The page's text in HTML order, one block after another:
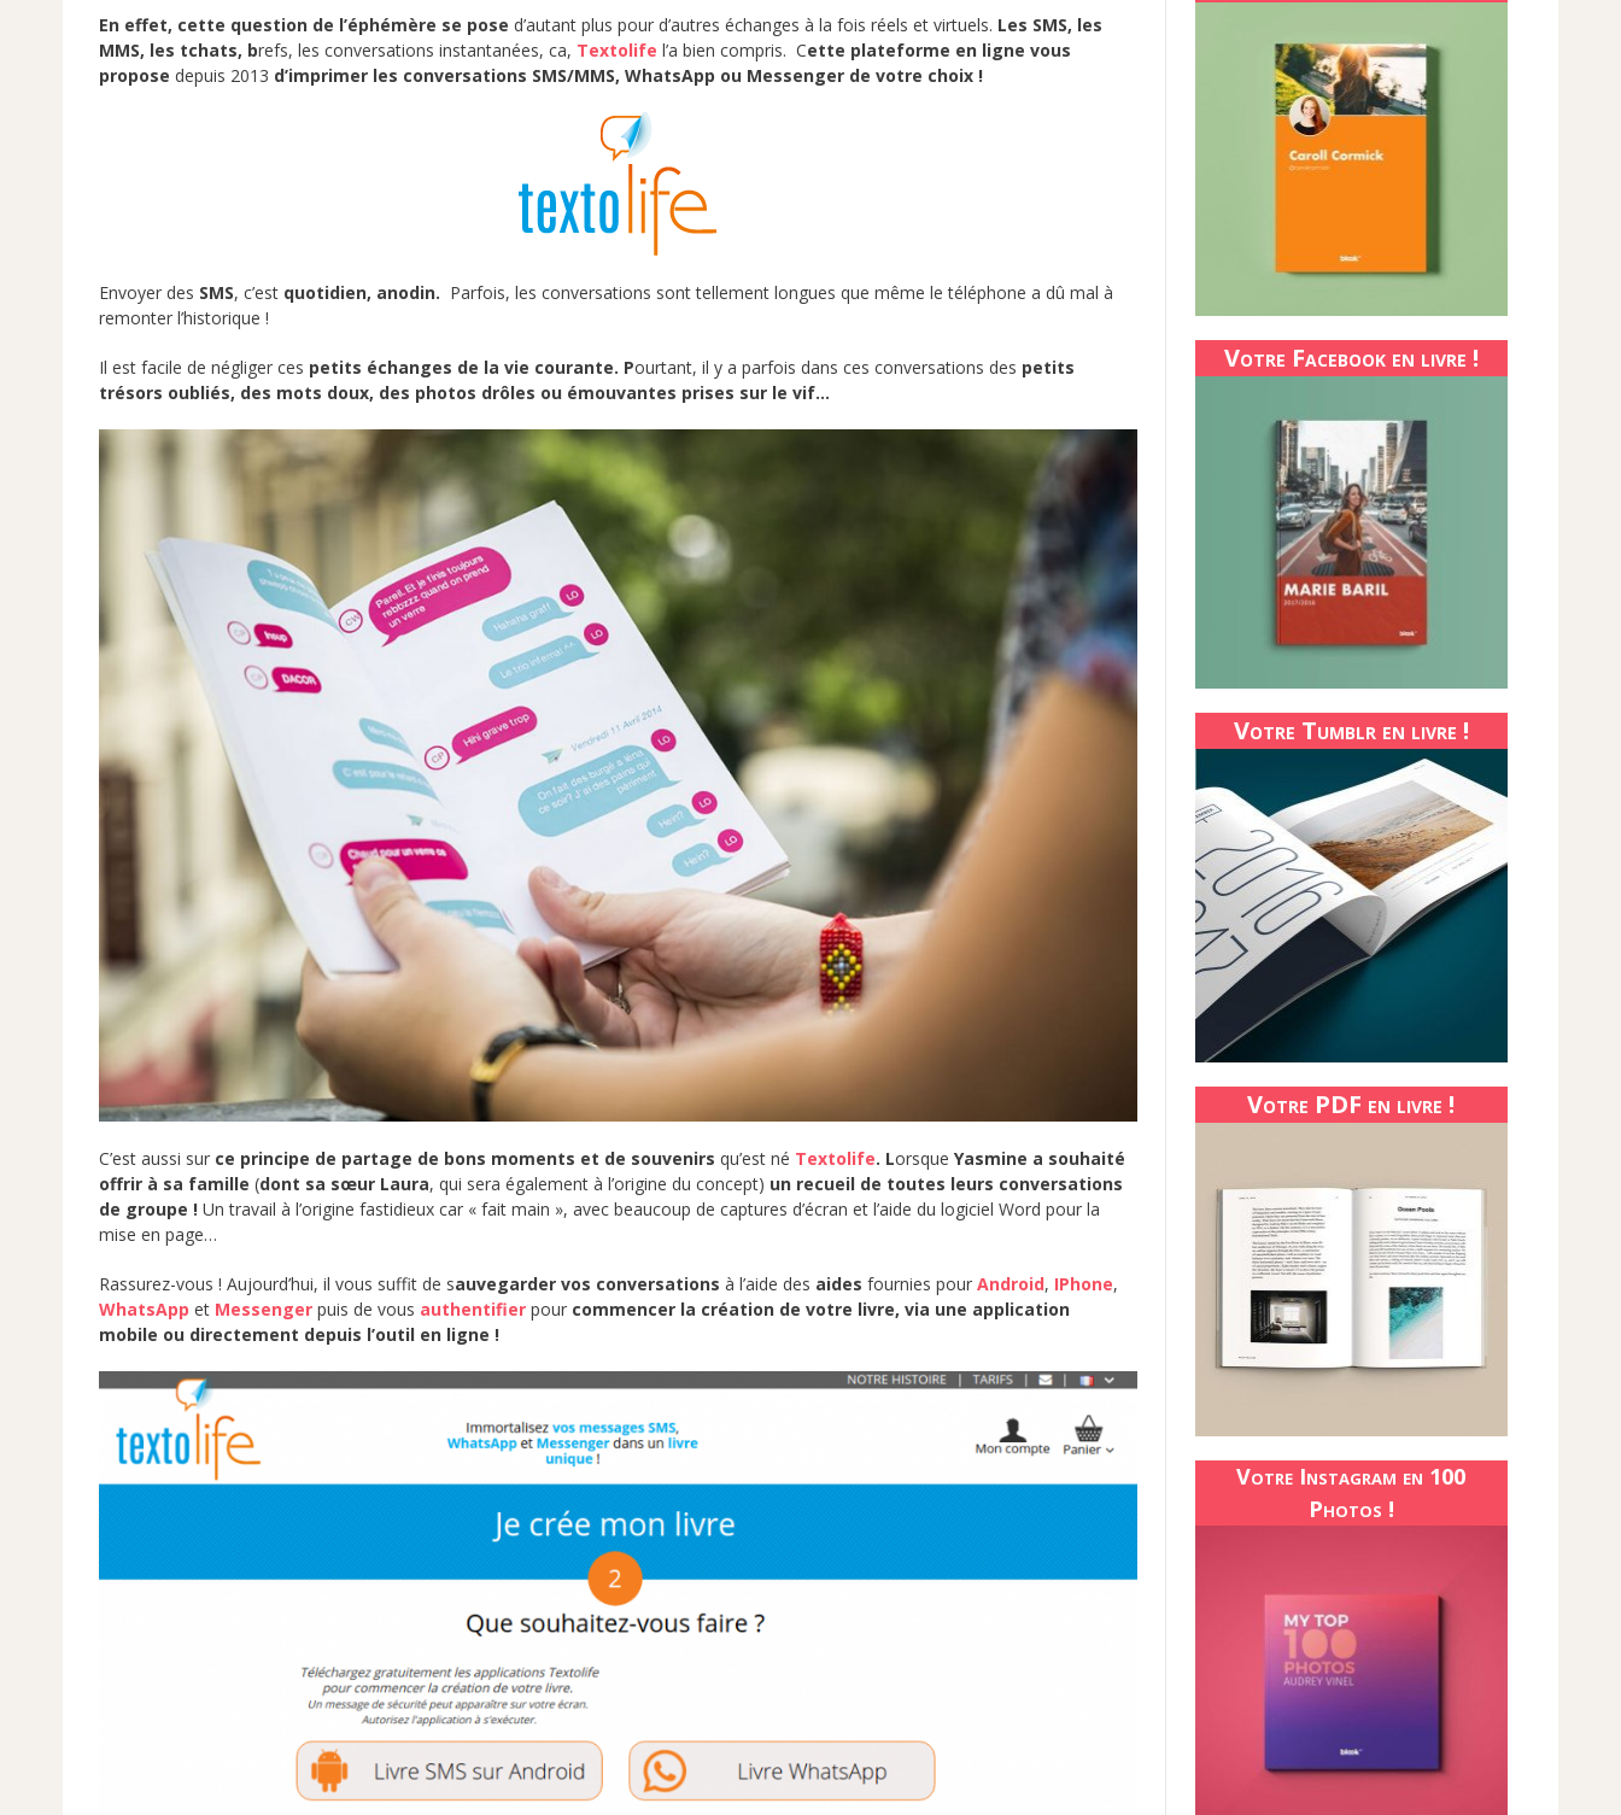
En effet, cette question de l’éphémère se pose d’autant plus pour d’autres échanges à la fois réels et virtuels. Les SMS, les
MMS, les tchats, brefs, les conversations instantanées, ca, Textolife l’a bien compris. Cette plateforme en ligne vous
propose depuis 2013 d’imprimer les conversations SMS/MMS, WhatsApp ou Messenger de votre choix !
Envoyer des SMS, c’est quotidien, anodin. Parfois, les conversations sont tellement longues que même le téléphone a dû mal à
remonter l’historique !
Il est facile de négliger ces petits échanges de la vie courante. Pourtant, il y a parfois dans ces conversations des petits
trésors oubliés, des mots doux, des photos drôles ou émouvantes prises sur le vif…
C’est aussi sur ce principe de partage de bons moments et de souvenirs qu’est né Textolife. Lorsque Yasmine a souhaité
offrir à sa famille (dont sa sœur Laura, qui sera également à l’origine du concept) un recueil de toutes leurs conversations
de groupe ! Un travail à l’origine fastidieux car « fait main », avec beaucoup de captures d’écran et l’aide du logiciel Word pour la
mise en page…
Rassurez-vous ! Aujourd’hui, il vous suffit de sauvegarder vos conversations à l’aide des aides fournies pour Android, IPhone,
WhatsApp et Messenger puis de vous authentifier pour commencer la création de votre livre, via une application
mobile ou directement depuis l’outil en ligne !
Votre Facebook en livre !
Votre Tumblr en livre !
Votre PDF en livre !
Votre Instagram en 100
Photos !